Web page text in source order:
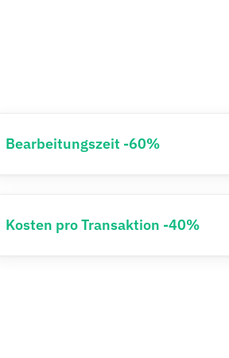
Bearbeitungszeit -60%
Kosten pro Transaktion -40%